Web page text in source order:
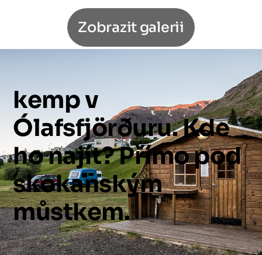
Zobrazit galerii
kempv
Ólafsfjörðuru.Kde
honajít?Přímopod
skokanským
můstkem.